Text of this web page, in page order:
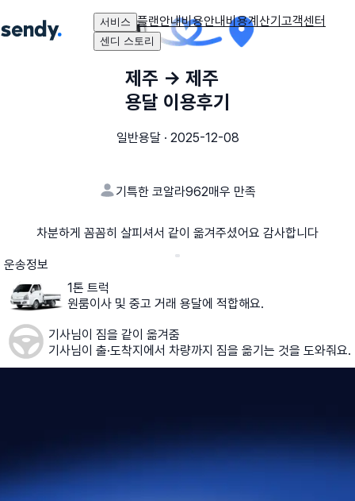
서비스 플랜안내비용안내비용계산기고객센터
센디 스토리
제주 → 제주
용달 이용후기
일반용달· 2025-12-08
기특한 코알라962매우 만족
차분하게 꼼꼼히 살피셔서 같이 옮겨주셨어요 감사합니다
운송정보
1톤 트럭
원룸이사 및 중고 거래 용달에 적합해요.
기사님이 짐을 같이 옮겨줌
기사님이 출·도착지에서 차량까지 짐을 옮기는 것을 도와줘요.